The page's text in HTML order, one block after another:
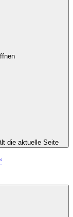
die aktuelle Seite